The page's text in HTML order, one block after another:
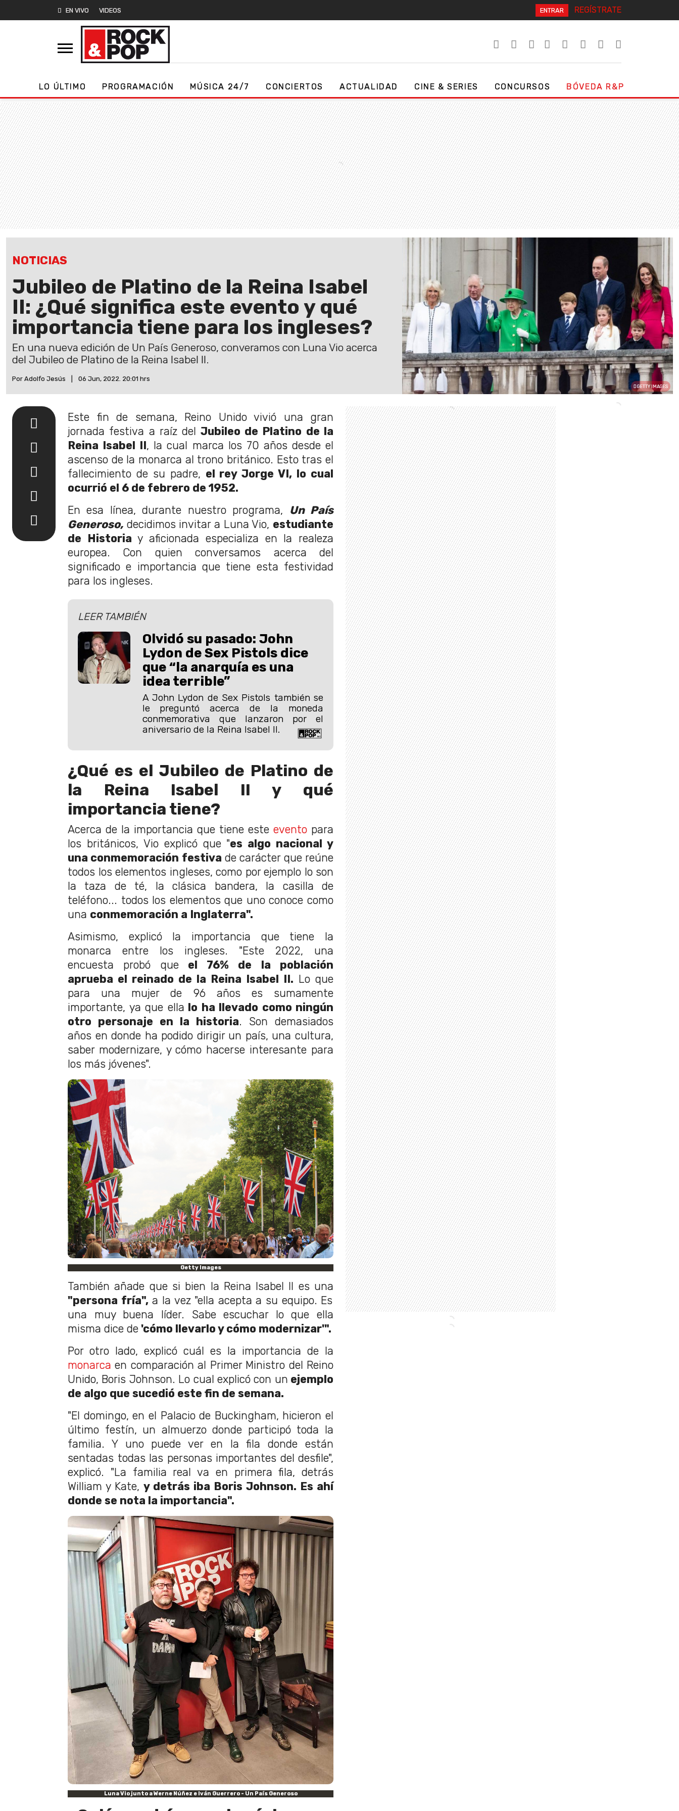
EN VIVO VIDEOS ENTRAR REGÍSTRATE
LO ÚLTIMO PROGRAMACIÓN MÚSICA 24/7 CONCIERTOS ACTUALIDAD CINE & SERIES CONCURSOS BÓVEDA R&P
NOTICIAS
Jubileo de Platino de la Reina Isabel
II: ¿Qué significa este evento y qué
importancia tiene para los ingleses?
En una nueva edición de Un País Generoso, converamos con Luna Vio acerca
del Jubileo de Platino de la Reina Isabel II.
Por Adolfo Jesús 06 Jun, 2022. 20:01 hrs
GETTY IMAGES
Este fin de semana, Reino Unido vivió una gran
jornada festiva a raíz del Jubileo de Platino de la
Reina Isabel II, la cual marca los 70 años desde el
ascenso de la monarca al trono británico. Esto tras el
fallecimiento de su padre, el rey Jorge VI, lo cual
ocurrió el 6 de febrero de 1952.
En esa línea, durante nuestro programa, Un País
Generoso, decidimos invitar a Luna Vio, estudiante
de Historia y aficionada especializa en la realeza
europea. Con quien conversamos acerca del
significado e importancia que tiene esta festividad
para los ingleses.
LEER TAMBIÉN
Olvidó su pasado: John
Lydon de Sex Pistols dice
que “la anarquía es una
idea terrible”
A John Lydon de Sex Pistols también se
le preguntó acerca de la moneda
conmemorativa que lanzaron por el
aniversario de la Reina Isabel II.
¿Qué es el Jubileo de Platino de
la Reina Isabel II y qué
importancia tiene?
Acerca de la importancia que tiene este evento para
los británicos, Vio explicó que "es algo nacional y
una conmemoración festiva de carácter que reúne
todos los elementos ingleses, como por ejemplo lo son
la taza de té, la clásica bandera, la casilla de
teléfono... todos los elementos que uno conoce como
una conmemoración a Inglaterra".
Asimismo, explicó la importancia que tiene la
monarca entre los ingleses. "Este 2022, una
encuesta probó queel 76% de la población
aprueba el reinado de la Reina Isabel II. Lo que
para una mujer de 96 años es sumamente
importante, ya que ella lo ha llevado como ningún
otro personaje en la historia. Son demasiados
años en donde ha podido dirigir un país, una cultura,
saber modernizare, y cómo hacerse interesante para
los más jóvenes".
Getty Images
También añade que si bien la Reina Isabel II es una
"persona fría",a la vez "ella acepta a su equipo. Es
una muy buena líder. Sabe escuchar lo que ella
misma dice de 'cómo llevarlo y cómo modernizar'".
Por otro lado, explicó cuál es la importancia de la
monarca en comparación al Primer Ministro del Reino
Unido, Boris Johnson. Lo cual explicó con un ejemplo
de algo que sucedió este fin de semana.
"El domingo, en el Palacio de Buckingham, hicieron el
último festín, un almuerzo donde participó toda la
familia. Y uno puede ver en la fila donde están
sentadas todas las personas importantes del desfile",
explicó. "La familia real va en primera fila, detrás
William y Kate, y detrás iba Boris Johnson. Es ahí
donde se nota la importancia".
Luna Vio junto a Werne Núñez e Iván Guerrero - Un País Generoso